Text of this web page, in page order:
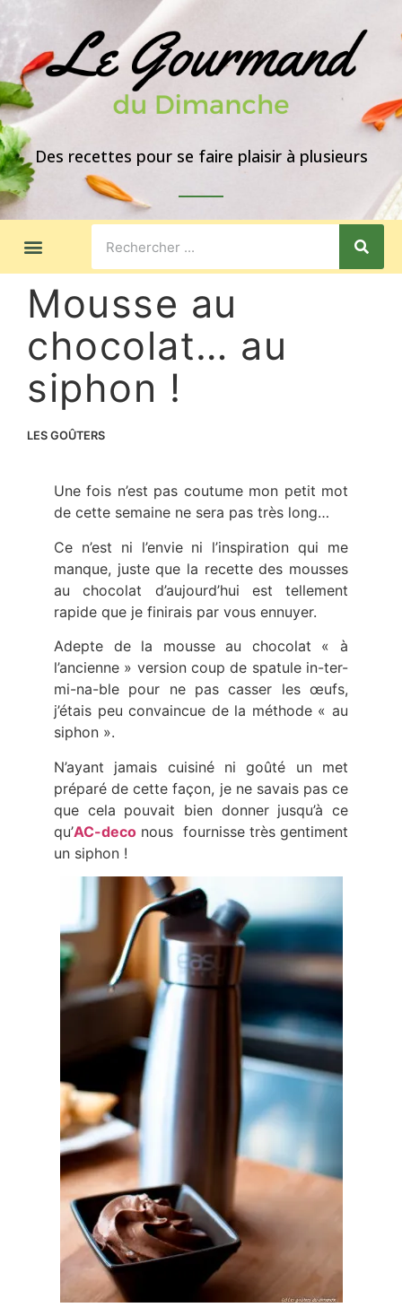
Des recettes pour se faire plaisir à plusieurs
Mousse au
chocolat… au
siphon !
LES GOÛTERS
Une fois n’est pas coutume mon petit mot
de cette semaine ne sera pas très long…
Ce n’est ni l’envie ni l’inspiration qui me
manque, juste que la recette des mousses
au chocolat d’aujourd’hui est tellement
rapide que je finirais par vous ennuyer.
Adepte de la mousse au chocolat « à
l’ancienne » version coup de spatule in-ter-
mi-na-ble pour ne pas casser les œufs,
j’étais peu convaincue de la méthode « au
siphon ».
N’ayant jamais cuisiné ni goûté un met
préparé de cette façon, je ne savais pas ce
que cela pouvait bien donner jusqu’à ce
qu’AC-deco nous fournisse très gentiment
un siphon !